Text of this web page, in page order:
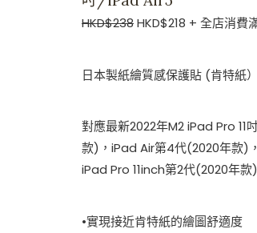
HKD$238HKD$218 + 全店消費
日本製紙繪質感保護貼 (肯特紙
對應最新2022年M2 iPad Pro
款)，iPad Air第4代(2020年款)
iPad Pro 11inch第2代(2020年
•實現接近肯特紙的繪圖舒適度
紙)iPad
Pro
吋
M2
iPad
Pro11
Air5